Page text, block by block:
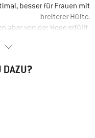
Freund empfehlen
besser für Frauen mit
breiterer Hüfte.
aber von der Hose erfüllt.
DAZU?